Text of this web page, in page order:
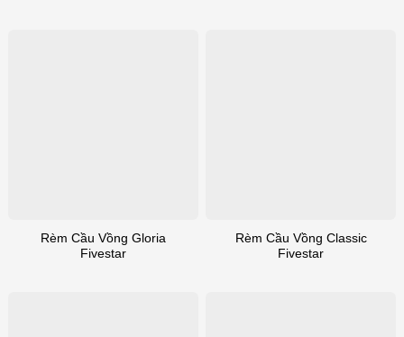
Rèm Cầu Vồng Gloria
Fivestar
Rèm Cầu Vồng Classic
Fivestar